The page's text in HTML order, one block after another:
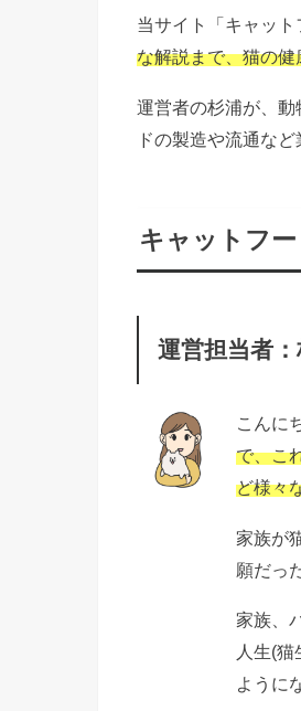
当サイト「キャット
な解説まで、猫の
運営者の杉浦が、
ドの製造や流通な
キャットフ
運営担当者
こんに
で、こ
ど様々
家族が
願だっ
家族、
人生(
ように